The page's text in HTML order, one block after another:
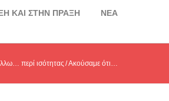
ΚΑΙ ΣΤΗΝ ΠΡΑΞΗ ΝΕΑ
περί ισότητας Ακούσαμε ότι…